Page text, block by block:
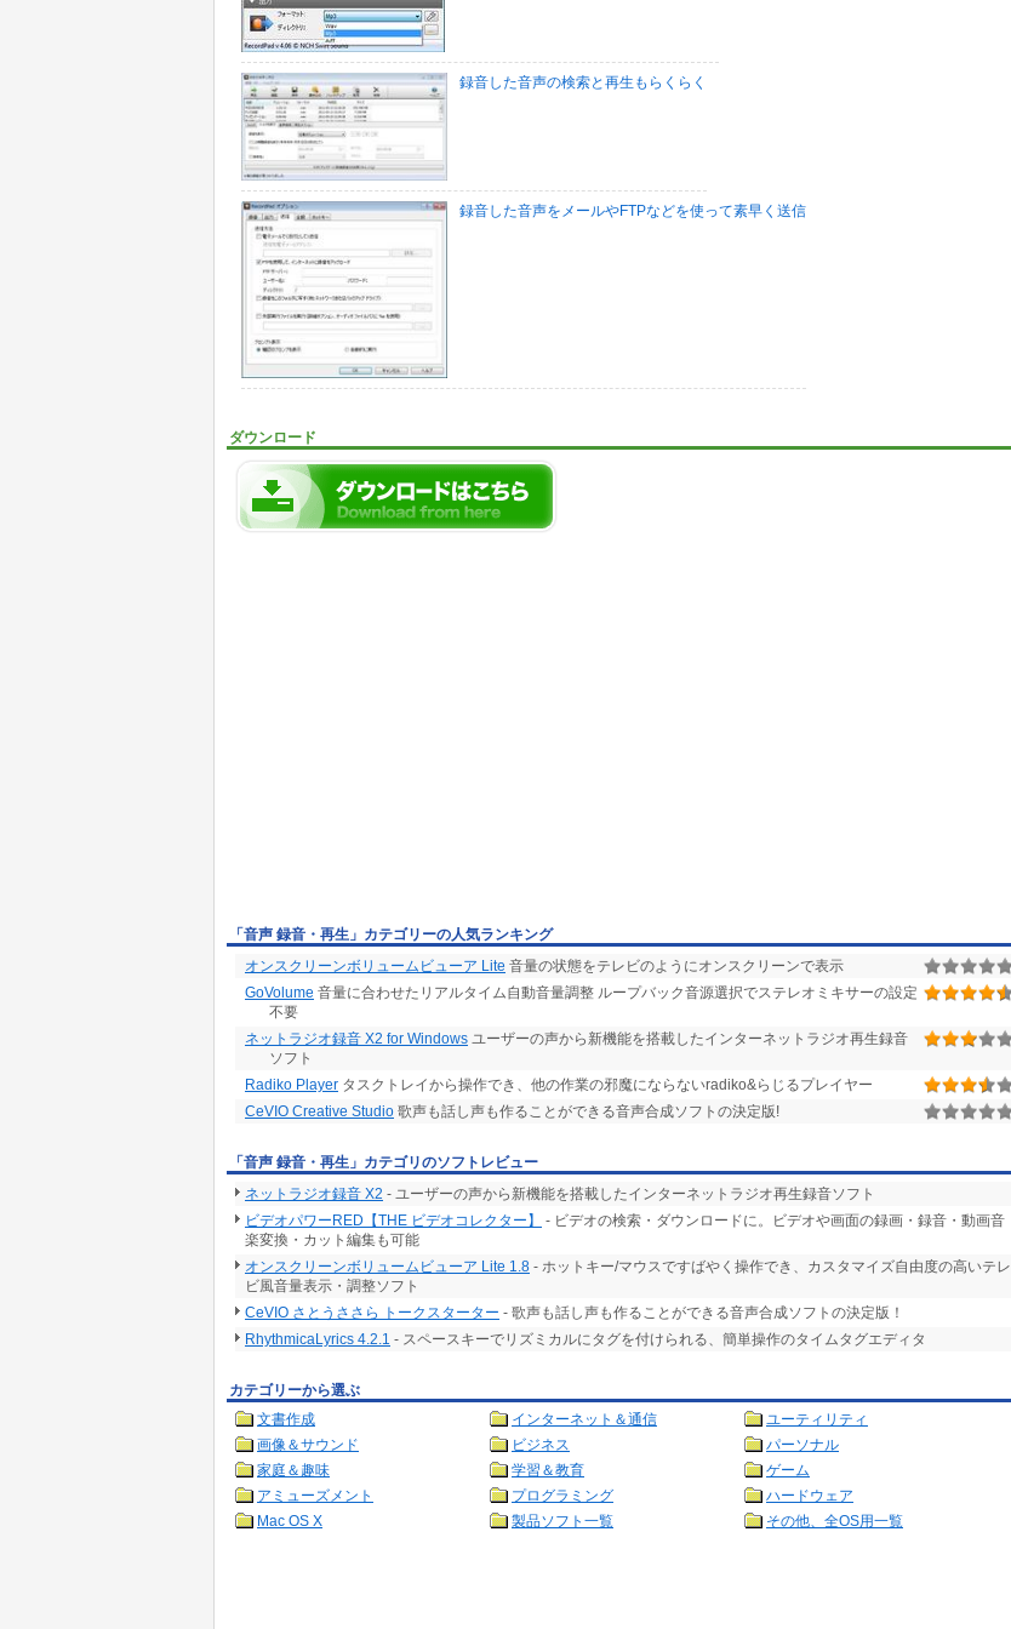
録音した音声の検索と再生もらくらく
録音した音声をメールやFTPなどを使って素早く送信
ダウンロード
「音声 録音・再生」カテゴリーの人気ランキング
オンスクリーンボリュームビューア Lite 音量の状態をテレビのようにオンスクリーンで表示
GoVolume 音量に合わせたリアルタイム自動音量調整 ループバック音源選択でステレオミキサーの設定
不要
ネットラジオ録音 X2 for Windows ユーザーの声から新機能を搭載したインターネットラジオ再生録音
ソフト
Radiko Player タスクトレイから操作でき、他の作業の邪魔にならないradiko&らじるプレイヤー
CeVIO Creative Studio 歌声も話し声も作ることができる音声合成ソフトの決定版!
「音声 録音・再生」カテゴリのソフトレビュー
ネットラジオ録音 X2 - ユーザーの声から新機能を搭載したインターネットラジオ再生録音ソフト
ビデオパワーRED【THE ビデオコレクター】
- ビデオの検索・ダウンロードに。ビデオや画面の録画・録音・動画音
楽変換・カット編集も可能
オンスクリーンボリュームビューア Lite 1.8 - ホットキー/マウスですばやく操作でき、カスタマイズ自由度の高いテレ
ビ風音量表示・調整ソフト
CeVIO さとうささら トークスターター - 歌声も話し声も作ることができる音声合成ソフトの決定版！
RhythmicaLyrics 4.2.1 - スペースキーでリズミカルにタグを付けられる、簡単操作のタイムタグエディタ
カテゴリーから選ぶ
文書作成
インターネット＆通信
ユーティリティ
画像＆サウンド
ビジネス
パーソナル
家庭＆趣味
学習＆教育
ゲーム
アミューズメント
プログラミング
ハードウェア
Mac OS X
製品ソフト一覧 その他、全OS用一覧